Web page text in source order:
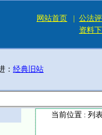
网站首页 | 公法
资料
： 经典旧站
当前位置 : 列